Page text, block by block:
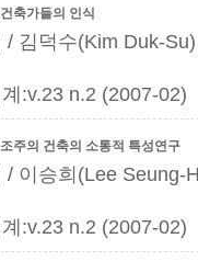
축가들의 인식
/ 김덕수(Kim Duk-
:v.23 n.2 (2007-02)
주의 건축의 소통적 특성연구
/ 이승희(Lee Seung-
:v.23 n.2 (2007-02)